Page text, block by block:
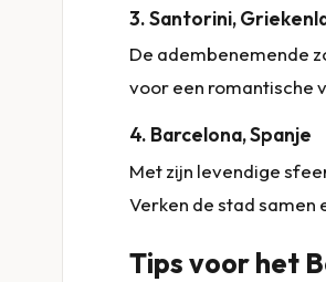
3. Santorini,
De adembenemende
voor een romantische
4. Barcelona, Spanje
Met zijn levendige
Verken de stad samen
Tips voor het